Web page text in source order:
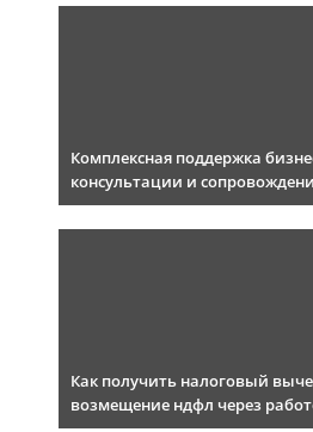
Комплексная поддержка
консультации и
Как получить налоговый
возмещение ндфл через